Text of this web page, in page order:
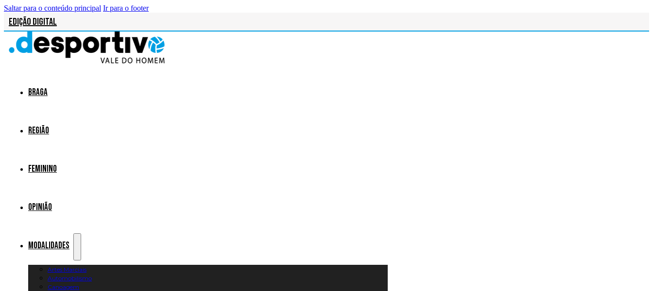
Saltar para o conteúdo principal Ir para o footer
Edição Digital
Braga
Região
Feminino
Opinião
Modalidades
Artes Marciais
Automobilismo
Canoagem